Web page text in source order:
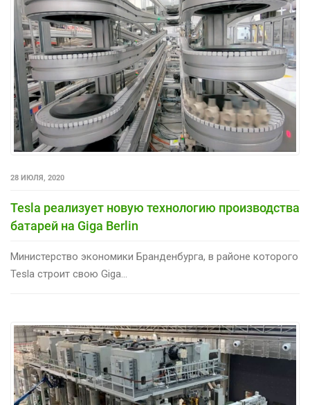
28 ИЮЛЯ, 2020
Tesla реализует новую технологию производства
батарей на Giga Berlin
Министерство экономики Бранденбурга, в районе которого
Tesla строит свою Giga...